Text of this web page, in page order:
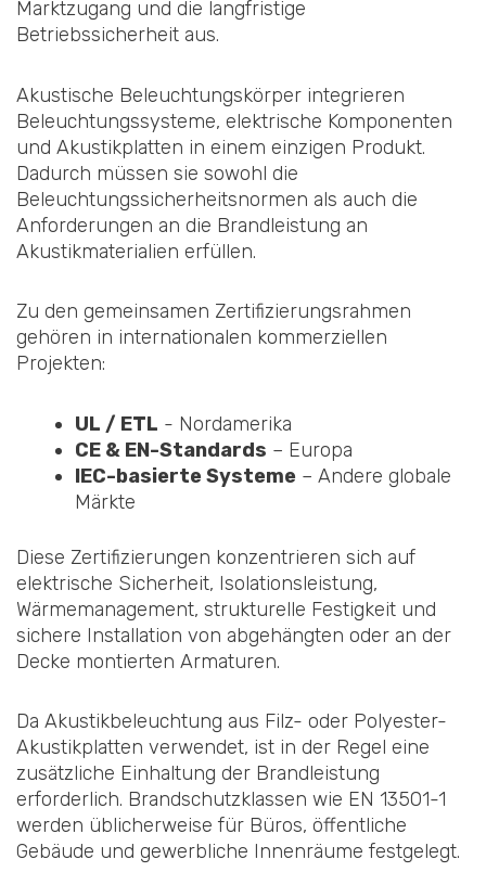
Marktzugang und die langfristige
Betriebssicherheit aus.
Akustische Beleuchtungskörper integrieren
Beleuchtungssysteme, elektrische Komponenten
und Akustikplatten in einem einzigen Produkt.
Dadurch müssen sie sowohl die
Beleuchtungssicherheitsnormen als auch die
Anforderungen an die Brandleistung an
Akustikmaterialien erfüllen.
Zu den gemeinsamen Zertifizierungsrahmen
gehören in internationalen kommerziellen
Projekten:
UL / ETL - Nordamerika
CE & EN-Standards – Europa
IEC-basierte Systeme – Andere globale
Märkte
Diese Zertifizierungen konzentrieren sich auf
elektrische Sicherheit, Isolationsleistung,
Wärmemanagement, strukturelle Festigkeit und
sichere Installation von abgehängten oder an der
Decke montierten Armaturen.
Da Akustikbeleuchtung aus Filz- oder Polyester-
Akustikplatten verwendet, ist in der Regel eine
zusätzliche Einhaltung der Brandleistung
erforderlich. Brandschutzklassen wie EN 13501-1
werden üblicherweise für Büros, öffentliche
Gebäude und gewerbliche Innenräume festgelegt.